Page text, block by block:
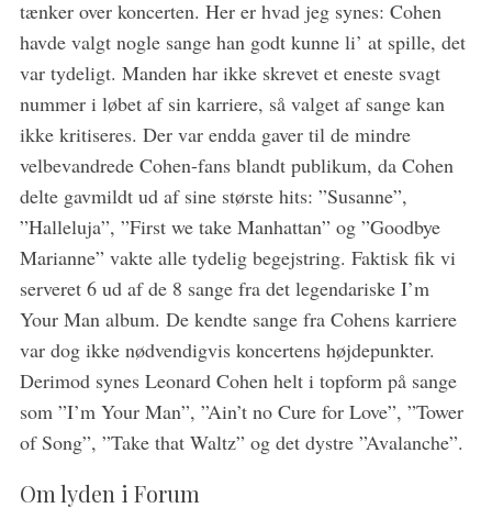
tænker over koncerten. Her er hvad jeg synes: Cohen
havde valgt nogle sange han godt kunne li’ at spille, det
var tydeligt. Manden har ikke skrevet et eneste svagt
nummer i løbet af sin karriere, så valget af sange kan
ikke kritiseres. Der var endda gaver til de mindre
velbevandrede Cohen-fans blandt publikum, da Cohen
delte gavmildt ud af sine største hits: ”Susanne”,
”Halleluja”, ”First we take Manhattan” og ”Goodbye
Marianne” vakte alle tydelig begejstring. Faktisk fik vi
serveret 6 ud af de 8 sange fra det legendariske I’m
Your Man album. De kendte sange fra Cohens karriere
var dog ikke nødvendigvis koncertens højdepunkter.
Derimod synes Leonard Cohen helt i topform på sange
som ”I’m Your Man”, ”Ain’t no Cure for Love”, ”Tower
of Song”, ”Take that Waltz” og det dystre ”Avalanche”.
Om lyden i Forum
r
c
h
o
r
: